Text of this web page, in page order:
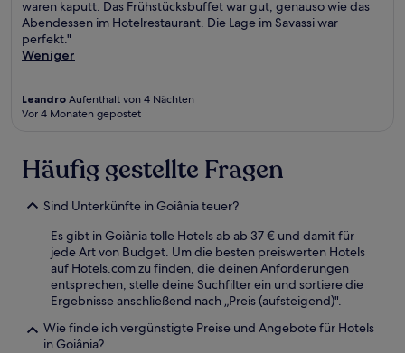
waren kaputt. Das Frühstücksbuffet war gut, genauso wie das
Abendessen im Hotelrestaurant. Die Lage im Savassi war
perfekt."
Weniger
Leandro Aufenthalt von 4 Nächten
Vor 4 Monaten gepostet
Häufig gestellte Fragen
Sind Unterkünfte in Goiânia teuer?
Es gibt in Goiânia tolle Hotels ab ab 37 € und damit für
jede Art von Budget. Um die besten preiswerten Hotels
auf Hotels.com zu finden, die deinen Anforderungen
entsprechen, stelle deine Suchfilter ein und sortiere die
Ergebnisse anschließend nach „Preis (aufsteigend)".
Wie finde ich vergünstigte Preise und Angebote für Hotels
in Goiânia?